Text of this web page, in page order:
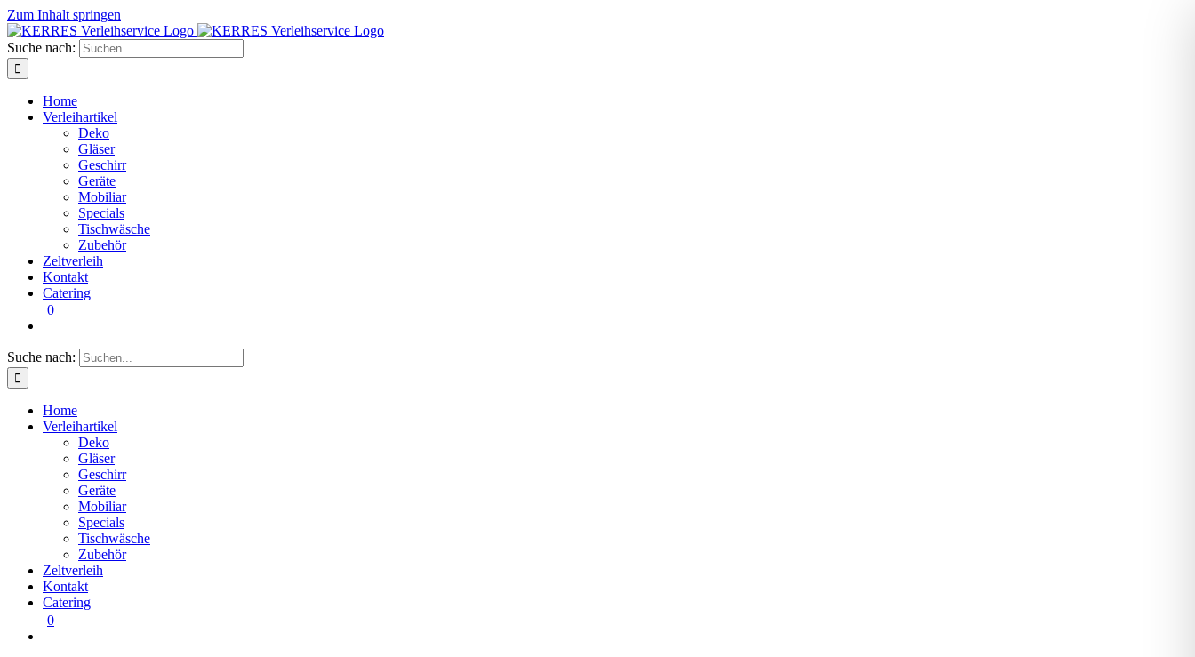
Zum Inhalt springen
Suche nach:
Home
Verleihartikel
Deko
Gläser
Geschirr
Geräte
Mobiliar
Specials
Tischwäsche
Zubehör
Zeltverleih
Kontakt
Catering
0
Suche nach:
Home
Verleihartikel
Deko
Gläser
Geschirr
Geräte
Mobiliar
Specials
Tischwäsche
Zubehör
Zeltverleih
Kontakt
Catering
0